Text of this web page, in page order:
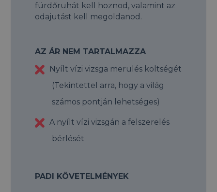
fürdőruhát kell hoznod, valamint az
odajutást kell megoldanod.
AZ ÁR NEM TARTALMAZZA
Nyílt vízi vizsga merülés költségét
(Tekintettel arra, hogy a világ
számos pontján lehetséges)
A nyílt vízi vizsgán a felszerelés
bérlését
PADI KÖVETELMÉNYEK